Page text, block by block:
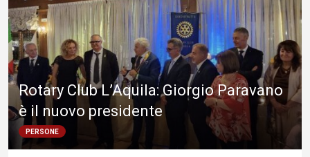
Rotary Club L’Aquila: Giorgio Paravano
è il nuovo presidente
PERSONE